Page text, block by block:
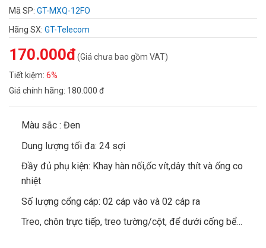
Mã SP: GT-MXQ-12FO
Hãng SX: GT-Telecom
170.000đ(Giá chưa bao gồm VAT)
Tiết kiệm: 6%
Giá chính hãng: 180.000 đ
Màu sắc : Đen
Dung lượng tối đa: 24 sợi
Đầy đủ phụ kiện: Khay hàn nối,ốc vít,dây thít và ống co
nhiệt
Số lượng cổng cáp: 02 cáp vào và 02 cáp ra
Treo, chôn trực tiếp, treo tường/cột, để dưới cống bể…